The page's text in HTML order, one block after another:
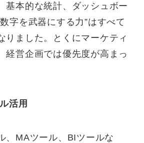
基本的な統計、ダッシュボー
字を武器にする力”はすべて
りました。とくにマーケティ
経営企画では優先度が高まっ
活用
、MAツール、BIツールな